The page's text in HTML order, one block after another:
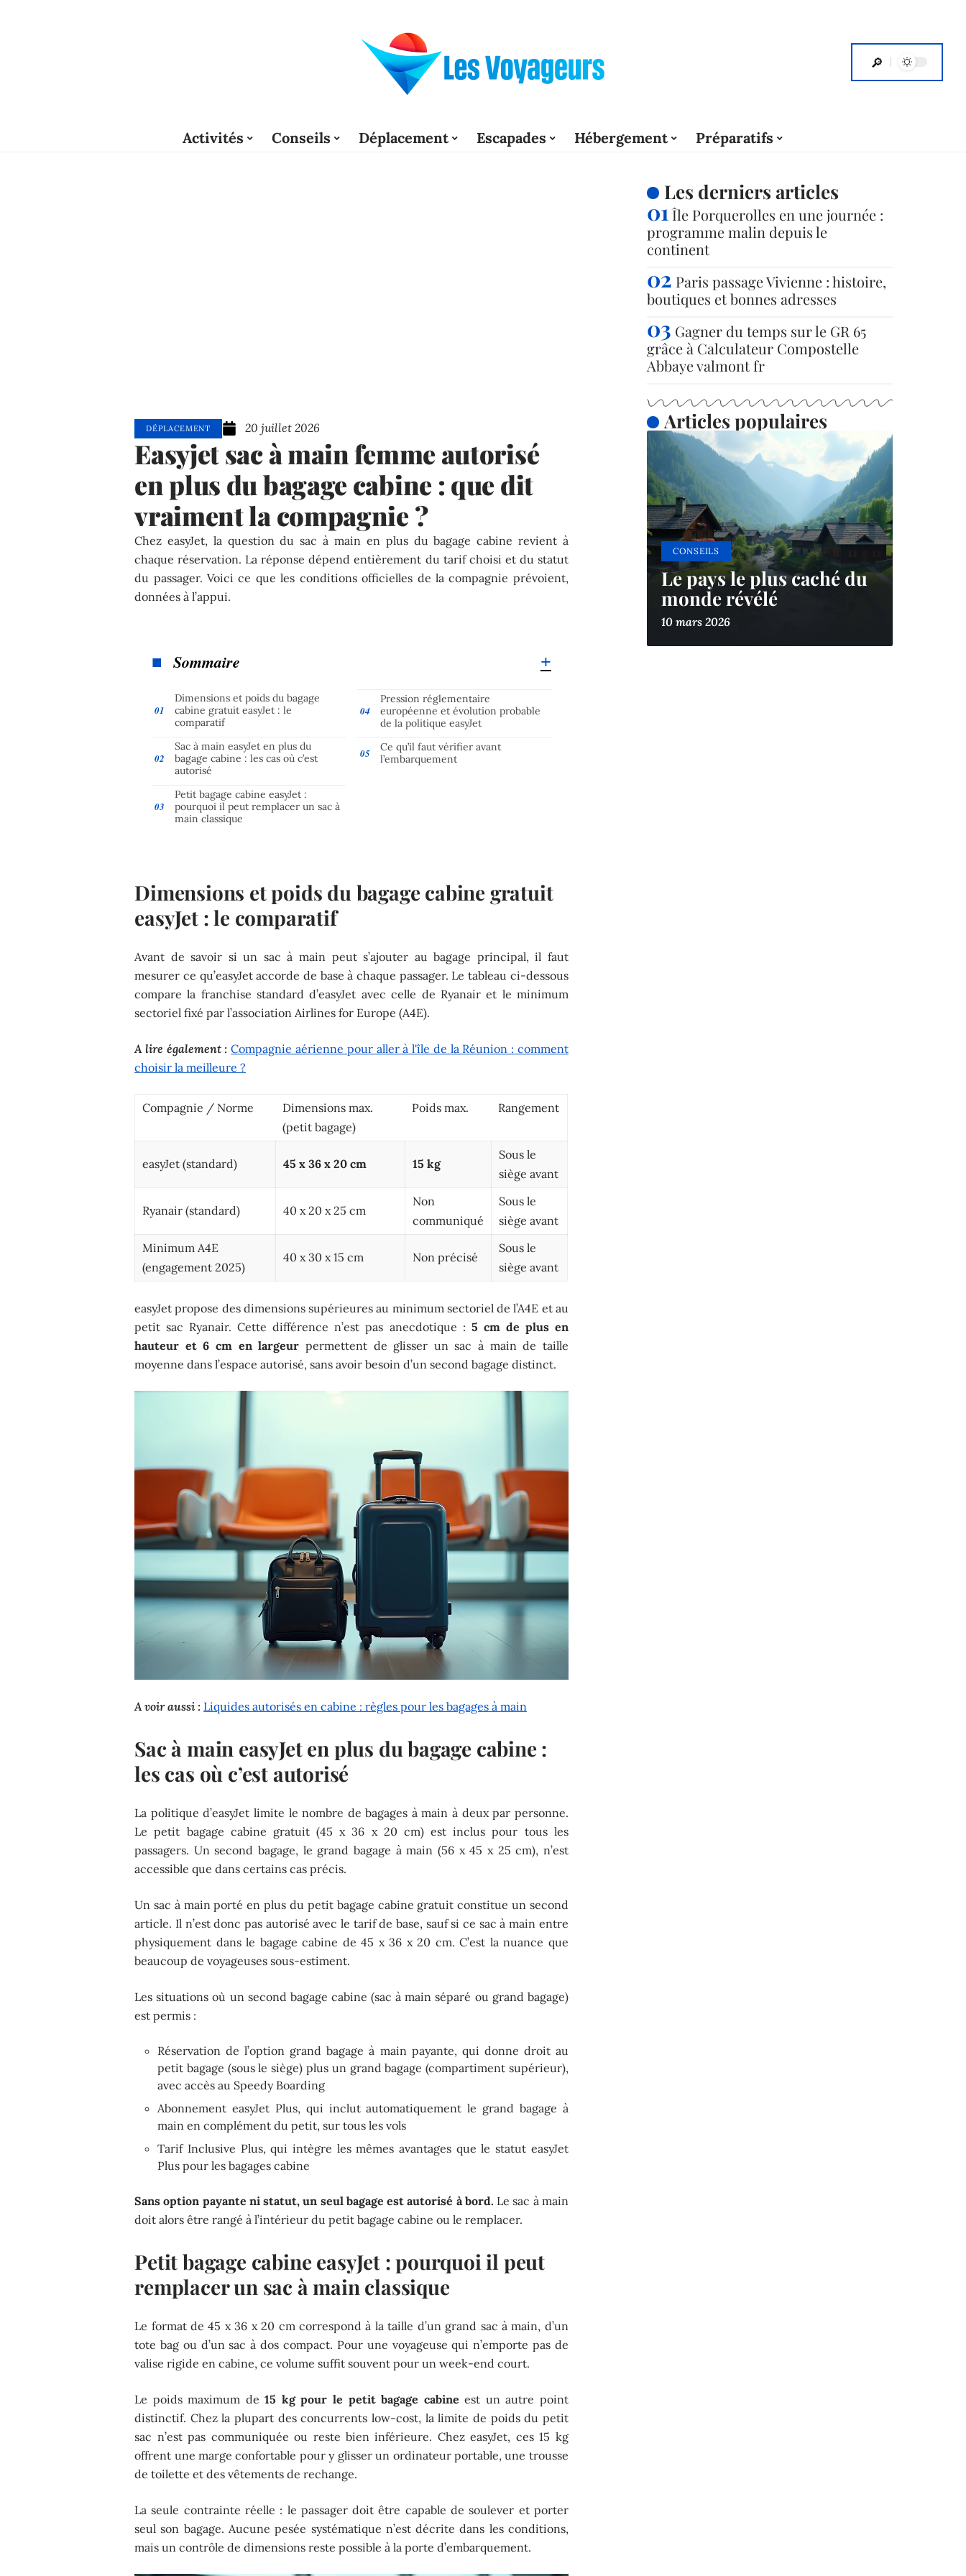
Activités Conseils Déplacement Escapades Hébergement Préparatifs
DÉPLACEMENT 20 juillet 2026
Easyjet sac à main femme autorisé
en plus du bagage cabine : que dit
vraiment la compagnie ?
Chez easyJet, la question du sac à main en plus du bagage cabine revient à
chaque réservation. La réponse dépend entièrement du tarif choisi et du statut
du passager. Voici ce que les conditions officielles de la compagnie prévoient,
données à l’appui.
Sommaire
Dimensions et poids du bagage
cabine gratuit easyJet : le
comparatif
Sac à main easyJet en plus du
bagage cabine : les cas où c’est
autorisé
Petit bagage cabine easyJet :
pourquoi il peut remplacer un sac à
main classique
Pression réglementaire
européenne et évolution probable
de la politique easyJet
Ce qu’il faut vérifier avant
l’embarquement
Dimensions et poids du bagage cabine gratuit
easyJet : le comparatif
Avant de savoir si un sac à main peut s’ajouter au bagage principal, il faut
mesurer ce qu’easyJet accorde de base à chaque passager. Le tableau ci-dessous
compare la franchise standard d’easyJet avec celle de Ryanair et le minimum
sectoriel fixé par l’association Airlines for Europe (A4E).
A lire également : Compagnie aérienne pour aller à l'île de la Réunion : comment
choisir la meilleure ?
Compagnie / Norme
Dimensions max.
(petit bagage)
Poids max. Rangement
easyJet (standard) 45 x 36 x 20 cm 15 kg
Sous le
siège avant
Ryanair (standard) 40 x 20 x 25 cm
Non
communiqué
Sous le
siège avant
Minimum A4E
(engagement 2025)
40 x 30 x 15 cm Non précisé
Sous le
siège avant
easyJet propose des dimensions supérieures au minimum sectoriel de l’A4E et au
petit sac Ryanair. Cette différence n’est pas anecdotique : 5 cm de plus en
hauteur et 6 cm en largeur permettent de glisser un sac à main de taille
moyenne dans l’espace autorisé, sans avoir besoin d’un second bagage distinct.
A voir aussi : Liquides autorisés en cabine : règles pour les bagages à main
Sac à main easyJet en plus du bagage cabine :
les cas où c’est autorisé
La politique d’easyJet limite le nombre de bagages à main à deux par personne.
Le petit bagage cabine gratuit (45 x 36 x 20 cm) est inclus pour tous les
passagers. Un second bagage, le grand bagage à main (56 x 45 x 25 cm), n’est
accessible que dans certains cas précis.
Un sac à main porté en plus du petit bagage cabine gratuit constitue un second
article. Il n’est donc pas autorisé avec le tarif de base, sauf si ce sac à main entre
physiquement dans le bagage cabine de 45 x 36 x 20 cm. C’est la nuance que
beaucoup de voyageuses sous-estiment.
Les situations où un second bagage cabine (sac à main séparé ou grand bagage)
est permis :
Réservation de l’option grand bagage à main payante, qui donne droit au
petit bagage (sous le siège) plus un grand bagage (compartiment supérieur),
avec accès au Speedy Boarding
Abonnement easyJet Plus, qui inclut automatiquement le grand bagage à
main en complément du petit, sur tous les vols
Tarif Inclusive Plus, qui intègre les mêmes avantages que le statut easyJet
Plus pour les bagages cabine
Sans option payante ni statut, un seul bagage est autorisé à bord. Le sac à main
doit alors être rangé à l’intérieur du petit bagage cabine ou le remplacer.
Petit bagage cabine easyJet : pourquoi il peut
remplacer un sac à main classique
Le format de 45 x 36 x 20 cm correspond à la taille d’un grand sac à main, d’un
tote bag ou d’un sac à dos compact. Pour une voyageuse qui n’emporte pas de
valise rigide en cabine, ce volume suffit souvent pour un week-end court.
Le poids maximum de15 kg pour le petit bagage cabine est un autre point
distinctif. Chez la plupart des concurrents low-cost, la limite de poids du petit
sac n’est pas communiquée ou reste bien inférieure. Chez easyJet, ces 15 kg
offrent une marge confortable pour y glisser un ordinateur portable, une trousse
de toilette et des vêtements de rechange.
La seule contrainte réelle : le passager doit être capable de soulever et porter
seul son bagage. Aucune pesée systématique n’est décrite dans les conditions,
mais un contrôle de dimensions reste possible à la porte d’embarquement.
Les derniers articles
Île Porquerolles en une journée :
programme malin depuis le
continent
Paris passage Vivienne : histoire,
boutiques et bonnes adresses
Gagner du temps sur le GR 65
grâce à Calculateur Compostelle
Abbaye valmont fr
Articles populaires
CONSEILS
Le pays le plus caché du
monde révélé
10 mars 2026